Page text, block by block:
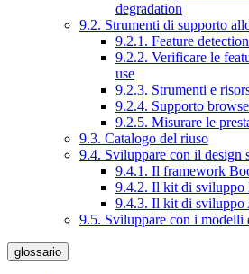
degradation
9.2. Strumenti di supporto
9.2.1. Feature detection
9.2.2. Verificare le
use
9.2.3. Strumenti e
9.2.4. Supporto
9.2.5. Misurare le
9.3. Catalogo del riuso
9.4. Sviluppare con il design
9.4.1. Il framework
9.4.2. Il kit di sviluppo
9.4.3. Il kit di sviluppo
9.5. Sviluppare con i modelli
glossario